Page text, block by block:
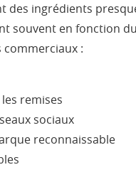
des ingrédients
souvent en fonction
:
remises
sociaux
reconnaissable